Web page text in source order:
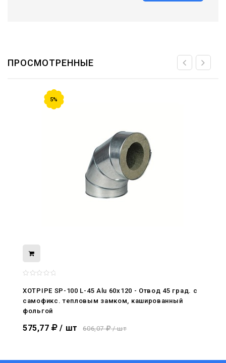
ПРОСМОТРЕННЫЕ
5%
XOTPIPE SP-100 L-45 Alu 60x120 - Отвод 45 град. c
самофикс. тепловым замком, кашированный
фольгой
575,77 / шт 606,07 / шт
нами